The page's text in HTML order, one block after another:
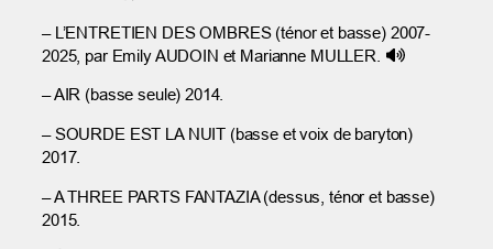
– L’ENTRETIEN DES OMBRES (ténor et basse) 2007-
2025, par Emily AUDOIN et Marianne MULLER.
– AIR (basse seule) 2014.
– SOURDE EST LA NUIT (basse et voix de baryton)
2017.
– A THREE PARTS FANTAZIA (dessus, ténor et basse)
2015.